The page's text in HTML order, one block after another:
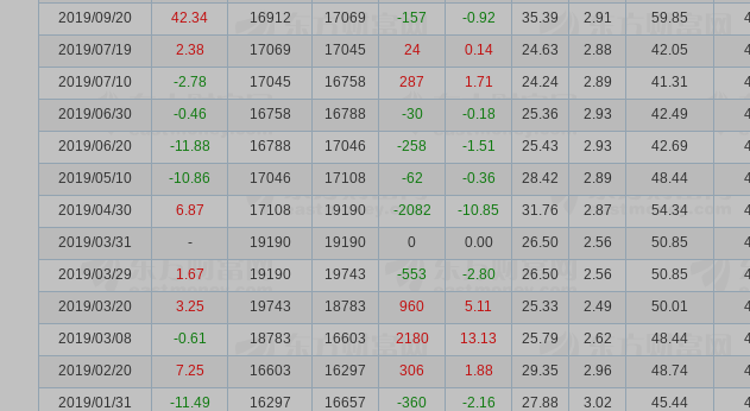
2019/09/20
42.34 16912 17069 -157 -0.92 35.39 2.91 59.85
2019/07/19
2.38 17069 17045 24 0.14 24.63 2.88 42.05
2019/07/10
-2.78 17045 16758 287 1.71 24.24 2.89 41.31
2019/06/30
-0.46 16758 16788 -30 -0.18 25.36 2.93 42.49
2019/06/20
-11.88 16788 17046 -258 -1.51 25.43 2.93 42.69
2019/05/10
-10.86 17046 17108 -62 -0.36 28.42 2.89 48.44
2019/04/30
6.87 17108 19190 -2082 -10.85 31.76 2.87 54.34
2019/03/31
- 19190 19190 0 0.00 26.50 2.56 50.85
2019/03/29
1.67 19190 19743 -553 -2.80 26.50 2.56 50.85
2019/03/20
3.25 19743 18783 960 5.11 25.33 2.49 50.01
2019/03/08
-0.61 18783 16603 2180 13.13 25.79 2.62 48.44
2019/02/20
7.25 16603 16297 306 1.88 29.35 2.96 48.74
2019/01/31
-11.49 16297 16657 -360 -2.16 27.88 3.02 45.44